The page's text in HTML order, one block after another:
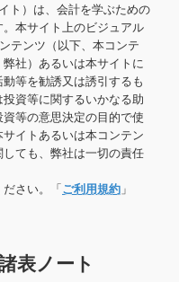
ト）は、会計を学ぶための
本サイト上のビジュアル
テンツ（以下、本コンテ
社）あるいは本サイトに
等を勧誘又は誘引するも
資等に関するいかなる助
等の意思決定の目的で使
イトあるいは本コンテン
ても、弊社は一切の責任
さい。「 ご利用規約 」
表ノート